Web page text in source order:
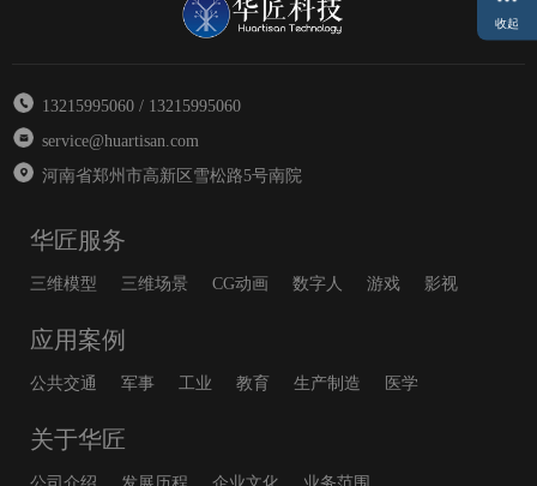
13215995060 / 13215995060
service@huartisan.com
河南省郑州市高新区雪松路5号南院
华匠服务
三维模型 三维场景 CG动画 数字人 游戏 影视
应用案例
公共交通 军事 工业 教育 生产制造 医学
关于华匠
收起